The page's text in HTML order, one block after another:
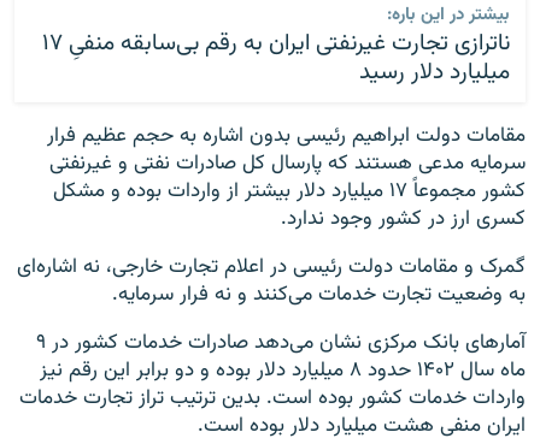
بیشتر در این باره:
ناترازی تجارت غیرنفتی ایران به رقم بی‌سابقه منفیِ ۱۷
میلیارد دلار رسید
مقامات دولت ابراهیم رئیسی بدون اشاره به حجم عظیم فرار
سرمایه مدعی هستند که پارسال کل صادرات نفتی و غیرنفتی
کشور مجموعاً ۱۷ میلیارد دلار بیشتر از واردات بوده و مشکل
کسری ارز در کشور وجود ندارد.
گمرک و مقامات دولت رئیسی در اعلام تجارت خارجی، نه اشاره‌ای
به وضعیت تجارت خدمات می‌کنند و نه فرار سرمایه.
آمارهای بانک مرکزی نشان می‌دهد صادرات خدمات کشور در ۹
ماه سال ۱۴۰۲ حدود ۸ میلیارد دلار بوده و دو برابر این رقم نیز
واردات خدمات کشور بوده است. بدین ترتیب تراز تجارت خدمات
ایران منفی هشت میلیارد دلار بوده است.